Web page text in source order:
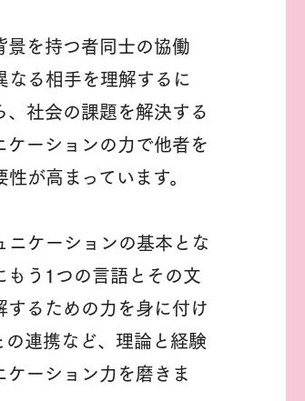
を持つ者同士の協働
る相手を理解するに
社会の課題を解決する
ーションの力で他者を
が高まっています。
ケーションの基本とな
う1つの言語とその文
るための力を身に付け
連携など、理論と経験
ーション力を磨きま